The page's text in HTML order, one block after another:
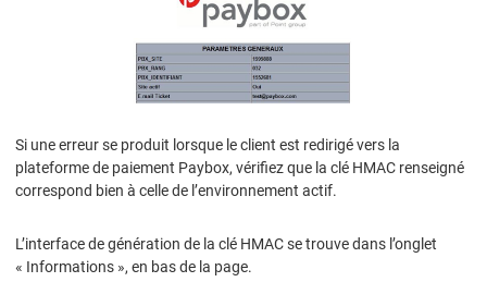
Si une erreur se produit lorsque le client est redirigé vers la
plateforme de paiement Paybox, vérifiez que la clé HMAC renseigné
correspond bien à celle de l’environnement actif.
L’interface de génération de la clé HMAC se trouve dans l’onglet
« Informations », en bas de la page.